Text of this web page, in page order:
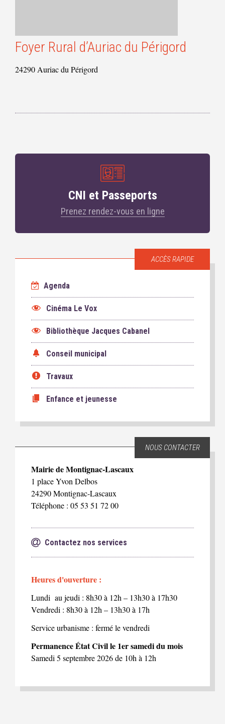
Foyer Rural d’Auriac du Périgord
24290 Auriac du Périgord
CNI et Passeports
Prenez rendez-vous en ligne
ACCÈS RAPIDE
Agenda
Cinéma Le Vox
Bibliothèque Jacques Cabanel
Conseil municipal
Travaux
Enfance et jeunesse
NOUS CONTACTER
Mairie de Montignac-Lascaux
1 place Yvon Delbos
24290 Montignac-Lascaux
Téléphone : 05 53 51 72 00
Contactez nos services
Heures d'ouverture :
Lundi au jeudi : 8h30 à 12h – 13h30 à 17h30
Vendredi : 8h30 à 12h – 13h30 à 17h
Service urbanisme : fermé le vendredi
Permanence État Civil le 1er samedi du mois
Samedi 5 septembre 2026 de 10h à 12h